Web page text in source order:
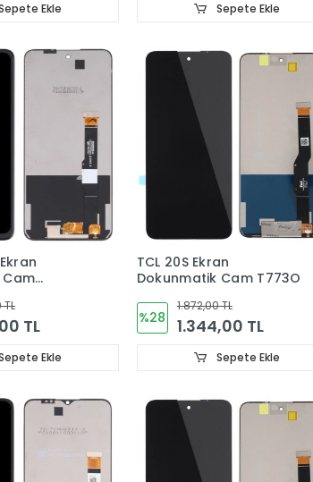
Ekle Sepete Ekle
TL
TL
Ekle
TCL 20S Ekran
Dokunmatik Cam T773O
%28
1.872,00 TL
1.344,00 TL
Sepete Ekle